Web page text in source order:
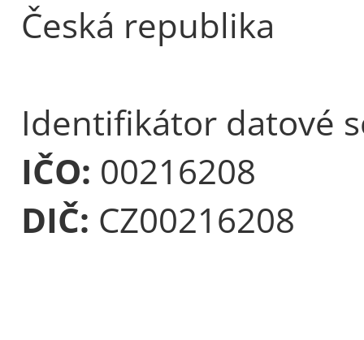
Česká republika
Identifikátor datové
IČO: 00216208
DIČ: CZ00216208